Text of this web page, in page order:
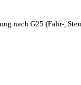
nach G25 (Fahr-,